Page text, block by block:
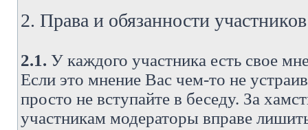
2. Права и обязанности
2.1. У каждого участника есть свое
Если это мнение Вас чем-то не
просто не вступайте в беседу. За
участникам модераторы вправе